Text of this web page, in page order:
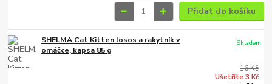
Přidat do košíku
SHELMA Cat Kitten losos a rakytník v
omáčce, kapsa 85 g
16 Kč
Ušetříte 3 Kč
Skladem